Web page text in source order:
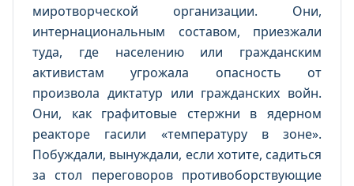
миротворческой организации. Они,
интернациональным составом, приезжали
туда, где населению или гражданским
активистам угрожала опасность от
произвола диктатур или гражданских войн.
Они, как графитовые стержни в ядерном
реакторе гасили «температуру в зоне».
Побуждали, вынуждали, если хотите, садиться
за стол переговоров противоборствующие